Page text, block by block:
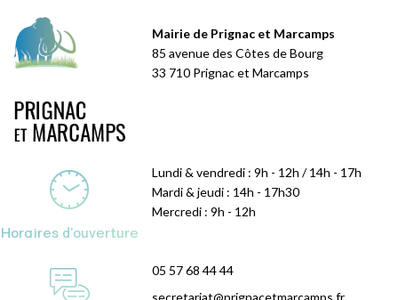
Mairie de Prignac et Marcamps
85 avenue des Côtes de Bourg
33 710 Prignac et Marcamps
Horaires d'ouverture
Lundi & vendredi : 9h - 12h / 14h - 17h
Mardi & jeudi : 14h - 17h30
Mercredi : 9h - 12h
05 57 68 44 44